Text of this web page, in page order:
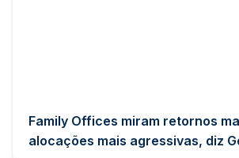
Family Offices miram retornos
alocações mais agressivas, diz